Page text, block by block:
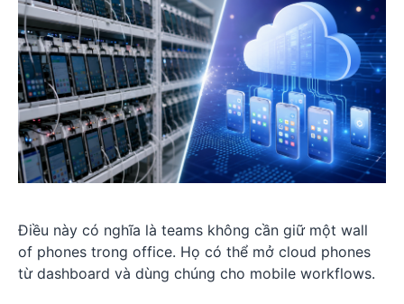
Điều này có nghĩa là teams không cần giữ một wall
of phones trong office. Họ có thể mở cloud phones
từ dashboard và dùng chúng cho mobile workflows.